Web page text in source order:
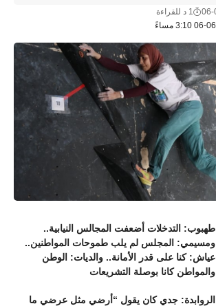
1 د للقراءة
طهبوب: التدخلات أضعفت المجالس النيابية..
ومسيمي: المجلس لم يلب طموحات المواطنين..
عياش: كنا على قدر الأمانة.. والديات: الوطن
والمواطن كانا بوصلة التشريعات
الروابدة: جدي كان يقول “أرضي مثل عرضي ما